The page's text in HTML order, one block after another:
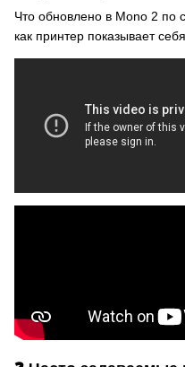
Что обновлено в Mono 2 по
как принтер показывает